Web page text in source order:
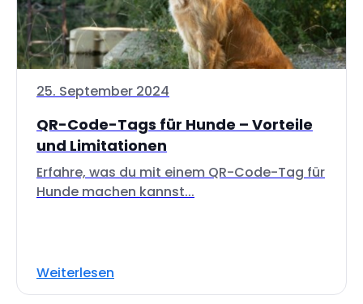
25. September 2024
QR-Code-Tags für Hunde – Vorteile
und Limitationen
Erfahre, was du mit einem QR-Code-Tag für
Hunde machen kannst...
Weiterlesen